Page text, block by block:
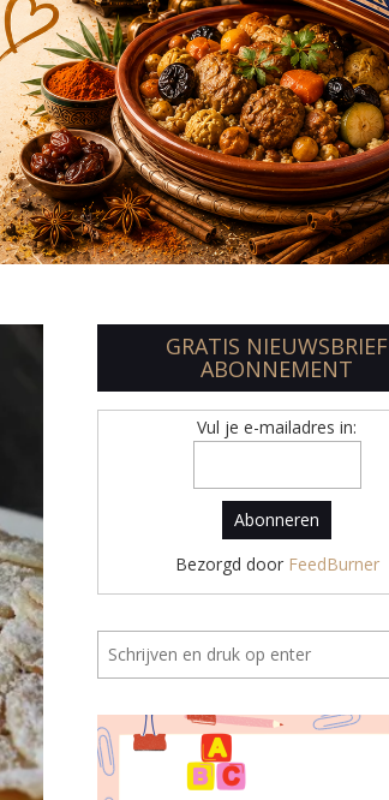
GRATIS NIEUWSBRIEF
ABONNEMENT
Vul je e-mailadres in:
Bezorgd door FeedBurner